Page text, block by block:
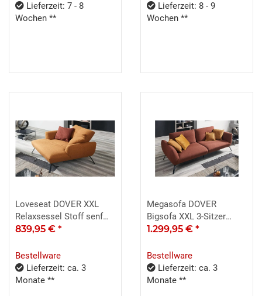
Lieferzeit: 7 - 8
Wochen **
Lieferzeit: 8 - 9
Wochen **
Loveseat DOVER XXL
Relaxsessel Stoff senf
gelb 139x169 cm
839,95 € *
Bestellware
Lieferzeit: ca. 3
Monate **
Megasofa DOVER
Bigsofa XXL 3-Sitzer
Stoff kupfer 260 cm
1.299,95 € *
Bestellware
Lieferzeit: ca. 3
Monate **